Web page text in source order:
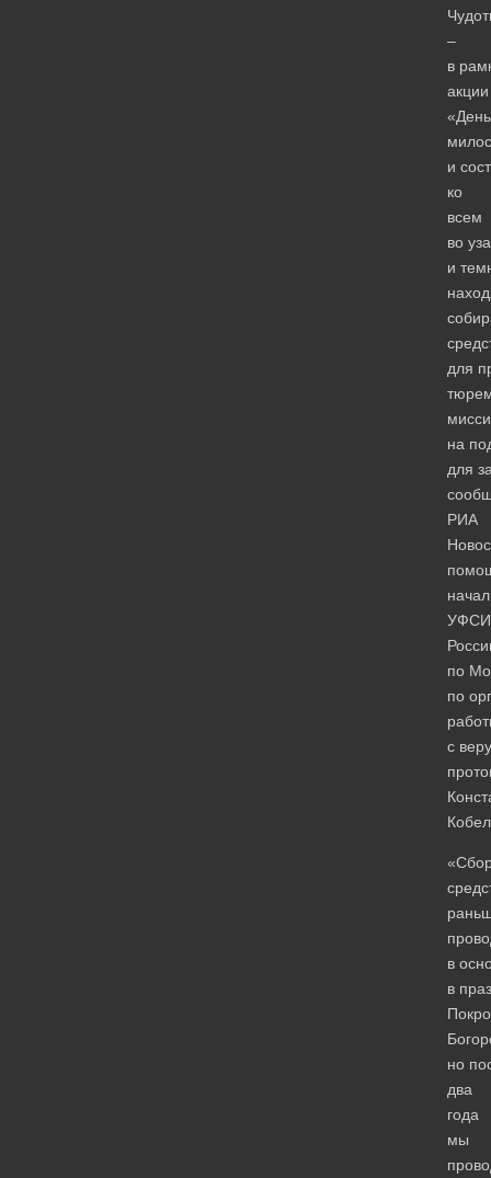
–
в
акции
«День
и
ко
всем
во
и
для
на
для
РИА
по
по
с
в
в
но
два
года
мы